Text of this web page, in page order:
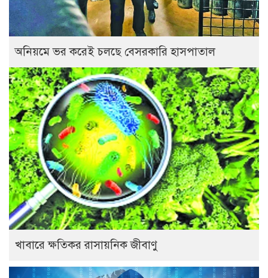
অনিয়মে ভর করেই চলছে বেসরকারি হাসপাতাল
খাবারে ক্ষতিকর রাসায়নিক জীবাণু